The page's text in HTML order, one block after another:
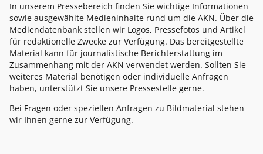
In unserem Pressebereich finden Sie wichtige Informationen
sowie ausgewählte Medieninhalte rund um die AKN. Über die
Mediendatenbank stellen wir Logos, Pressefotos und Artikel
für redaktionelle Zwecke zur Verfügung. Das bereitgestellte
Material kann für journalistische Berichterstattung im
Zusammenhang mit der AKN verwendet werden. Sollten Sie
weiteres Material benötigen oder individuelle Anfragen
haben, unterstützt Sie unsere Pressestelle gerne.
Bei Fragen oder speziellen Anfragen zu Bildmaterial stehen
wir Ihnen gerne zur Verfügung.